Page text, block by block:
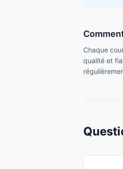
Chaque
qualité et